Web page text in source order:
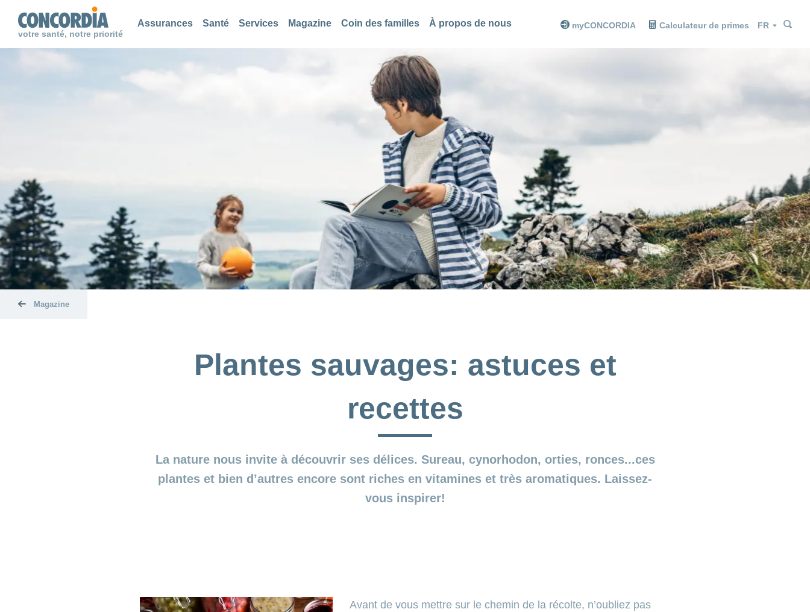
votre santé, notre priorité
Assurances Santé Services Magazine Coin des familles À propos de nous myCONCORDIA Calculateur de primes Langue
Chercher
Chercher
Chercher
Magazine
Plantes sauvages: astuces et
recettes
La nature nous invite à découvrir ses délices. Sureau, cynorhodon, orties, ronces...ces
plantes et bien d’autres encore sont riches en vitamines et très aromatiques. Laissez-
vous inspirer!
Avant de vous mettre sur le chemin de la récolte, n’oubliez pas